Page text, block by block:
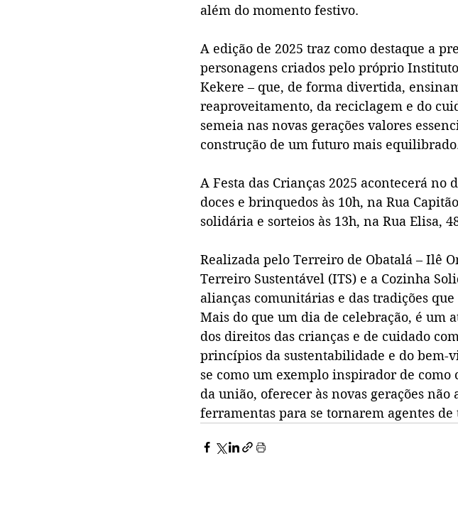
além do momento festivo.
A edição de 2025 traz como destaque a
personagens criados pelo próprio
Kekere – que, de forma divertida,
reaproveitamento, da reciclagem e do
semeia nas novas gerações valores
construção de um futuro mais
A Festa das Crianças 2025 acontecerá no
doces e brinquedos às 10h, na Rua
solidária e sorteios às 13h, na Rua Elisa,
Realizada pelo Terreiro de Obatalá – Ilê
Terreiro Sustentável (ITS) e a Cozinha
alianças comunitárias e das tradições
Mais do que um dia de celebração, é um
dos direitos das crianças e de cuidado
princípios da sustentabilidade e do bem-
se como um exemplo inspirador de
da união, oferecer às novas gerações
ferramentas para se tornarem agentes